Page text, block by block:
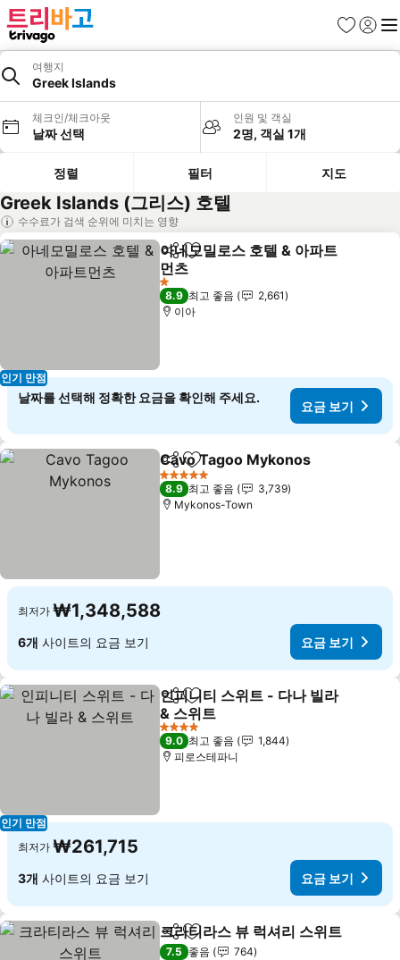
즐겨찾기
로그인
메
여행지
Greek Islands
체크인/체크아웃
날짜 선택
인원 및 객실
2명, 객실 1개
정렬 필터 지도
Greek Islands (그리스) 호텔
수수료가 검색 순위에 미치는 영향
인기 만점
공유 즐겨찾기에 추가
아네모밀로스 호텔 & 아파트
먼츠
요금 보기
1 성급
8.9 최고 좋음
2,661
이아
날짜를 선택해 정확한 요금을 확인해 주세요.
요금 보기
공유 즐겨찾기에 추가
Cavo Tagoo Mykonos
5 성급
8.9 최고 좋음
3,739
Mykonos-Town
최저가 ₩1,348,588
6개 사이트의 요금 보기 요금 보기
인기 만점
공유 즐겨찾기에 추가
인피니티 스위트 - 다나 빌라
& 스위트
요금 보기
4 성급
9.0 최고 좋음
1,844
피로스테파니
최저가 ₩261,715
3개 사이트의 요금 보기 요금 보기
공유 즐겨찾기에 추가
크라티라스 뷰 럭셔리 스위트
7.5 좋음
764